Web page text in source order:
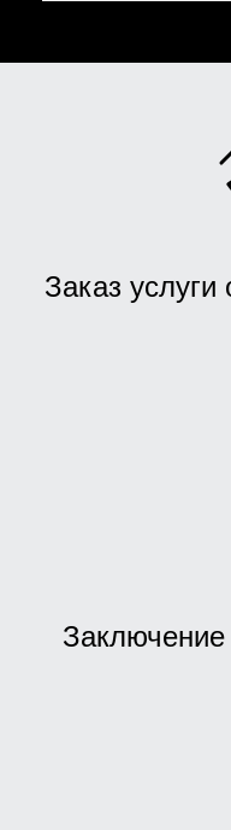
Заказ
Заключение